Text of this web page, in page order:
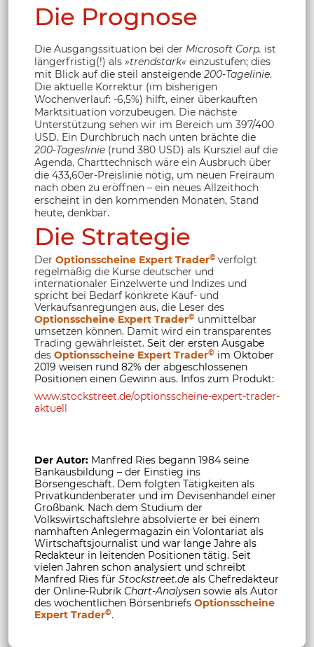
Die Prognose
Die Ausgangssituation bei der Microsoft Corp. ist
längerfristig(!) als »trendstark« einzustufen; dies
mit Blick auf die steil ansteigende 200-Tagelinie.
Die aktuelle Korrektur (im bisherigen
Wochenverlauf: -6,5%) hilft, einer überkauften
Marktsituation vorzubeugen. Die nächste
Unterstützung sehen wir im Bereich um 397/400
USD. Ein Durchbruch nach unten brächte die
200-Tageslinie (rund 380 USD) als Kursziel auf die
Agenda. Charttechnisch wäre ein Ausbruch über
die 433,60er-Preislinie nötig, um neuen Freiraum
nach oben zu eröffnen – ein neues Allzeithoch
erscheint in den kommenden Monaten, Stand
heute, denkbar.
Die Strategie
Der Optionsscheine Expert Trader© verfolgt
regelmäßig die Kurse deutscher und
internationaler Einzelwerte und Indizes und
spricht bei Bedarf konkrete Kauf- und
Verkaufsanregungen aus, die Leser des
Optionsscheine Expert Trader© unmittelbar
umsetzen können. Damit wird ein transparentes
Trading gewährleistet. Seit der ersten Ausgabe
des Optionsscheine Expert Trader© im Oktober
2019 weisen rund 82% der abgeschlossenen
Positionen einen Gewinn aus. Infos zum Produkt:
www.stockstreet.de/optionsscheine-expert-trader-
aktuell
Der Autor: Manfred Ries begann 1984 seine
Bankausbildung – der Einstieg ins
Börsengeschäft. Dem folgten Tätigkeiten als
Privatkundenberater und im Devisenhandel einer
Großbank. Nach dem Studium der
Volkswirtschaftslehre absolvierte er bei einem
namhaften Anlegermagazin ein Volontariat als
Wirtschaftsjournalist und war lange Jahre als
Redakteur in leitenden Positionen tätig. Seit
vielen Jahren schon analysiert und schreibt
Manfred Ries für Stockstreet.de als Chefredakteur
der Online-Rubrik Chart-Analysen sowie als Autor
des wöchentlichen Börsenbriefs Optionsscheine
Expert Trader©.